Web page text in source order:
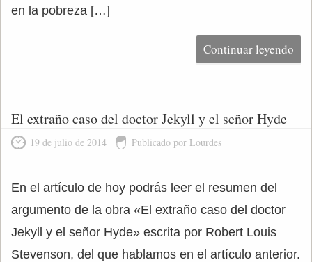
en la pobreza […]
Continuar leyendo
El extraño caso del doctor Jekyll y el señor Hyde
19 de julio de 2014 Publicado por Lourdes
En el artículo de hoy podrás leer el resumen del
argumento de la obra «El extraño caso del doctor
Jekyll y el señor Hyde» escrita por Robert Louis
Stevenson, del que hablamos en el artículo anterior.